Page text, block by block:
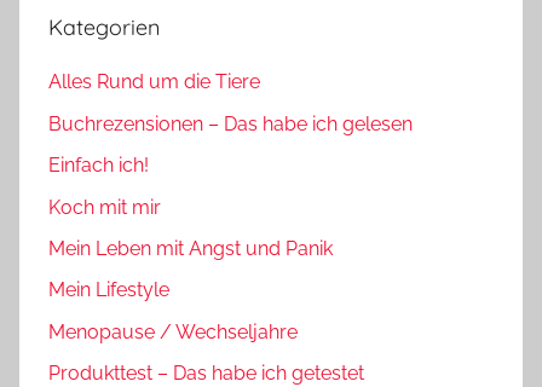
Kategorien
Alles Rund um die Tiere
Buchrezensionen – Das habe ich gelesen
Einfach ich!
Koch mit mir
Mein Leben mit Angst und Panik
Mein Lifestyle
Menopause / Wechseljahre
Produkttest – Das habe ich getestet